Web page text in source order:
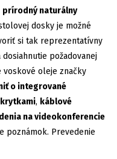
prírodný naturálny
dosky je možné
si tak reprezentatívny
požadovanej
oleje značky
o integrované
, káblové
na videokonferencie
poznámok. Prevedenie